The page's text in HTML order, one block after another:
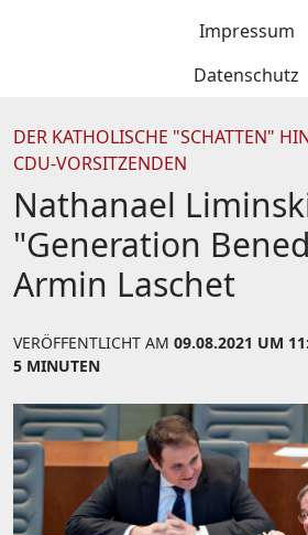
Impressum
Datenschutz
DER KATHOLISCHE "SCHATTEN"
CDU-VORSITZENDEN
Nathanael
"Generation
Armin Laschet
VERÖFFENTLICHT AM 09.08.2021 UM
5 MINUTEN